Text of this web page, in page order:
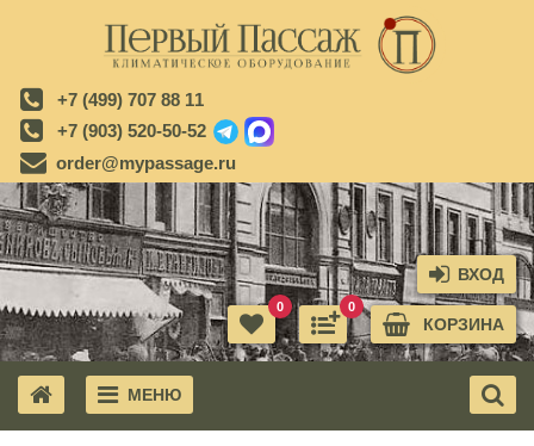
+7 (499) 707 88 11
+7 (903) 520-50-52
order@mypassage.ru
ВХОД
КОРЗИНА
0
0
МЕНЮ